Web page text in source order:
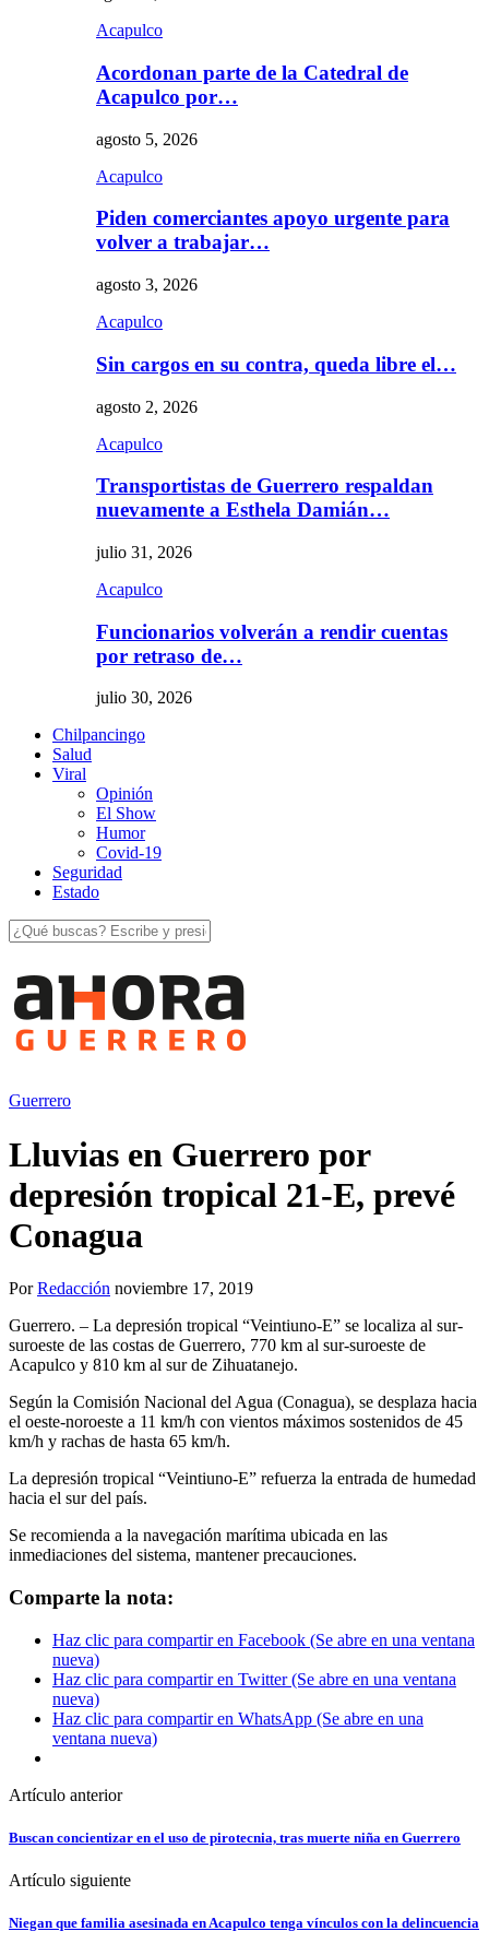
Acapulco
Acordonan parte de la Catedral de
Acapulco por…
agosto 5, 2026
Acapulco
Piden comerciantes apoyo urgente para
volver a trabajar…
agosto 3, 2026
Acapulco
Sin cargos en su contra, queda libre el…
agosto 2, 2026
Acapulco
Transportistas de Guerrero respaldan
nuevamente a Esthela Damián…
julio 31, 2026
Acapulco
Funcionarios volverán a rendir cuentas
por retraso de…
julio 30, 2026
Chilpancingo
Salud
Viral
Opinión
El Show
Humor
Covid-19
Seguridad
Estado
Guerrero
Lluvias en Guerrero por
depresión tropical 21-E, prevé
Conagua
PorRedacción noviembre 17, 2019
Guerrero. – La depresión tropical “Veintiuno-E” se localiza al sur-
suroeste de las costas de Guerrero, 770 km al sur-suroeste de
Acapulco y 810 km al sur de Zihuatanejo.
Según la Comisión Nacional del Agua (Conagua), se desplaza hacia
el oeste-noroeste a 11 km/h con vientos máximos sostenidos de 45
km/h y rachas de hasta 65 km/h.
La depresión tropical “Veintiuno-E” refuerza la entrada de humedad
hacia el sur del país.
Se recomienda a la navegación marítima ubicada en las
inmediaciones del sistema, mantener precauciones.
Comparte la nota:
Haz clic para compartir en Facebook (Se abre en una ventana
nueva)
Haz clic para compartir en Twitter (Se abre en una ventana
nueva)
Haz clic para compartir en WhatsApp (Se abre en una
ventana nueva)
Artículo anterior
Buscan concientizar en el uso de pirotecnia, tras muerte niña en Guerrero
Artículo siguiente
Niegan que familia asesinada en Acapulco tenga vínculos con la delincuencia